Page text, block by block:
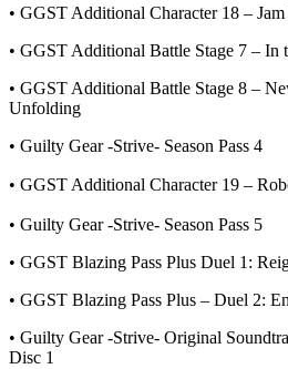
• GGST Additional Character 18 –
• GGST Additional Battle Stage 7 – In
• GGST Additional Battle Stage 8 –
Unfolding
• Guilty Gear -Strive- Season Pass 4
• GGST Additional Character 19 –
• Guilty Gear -Strive- Season Pass 5
• GGST Blazing Pass Plus Duel 1:
• GGST Blazing Pass Plus – Duel 2:
• Guilty Gear -Strive- Original
Disc 1